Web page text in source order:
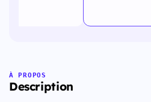
À PROPOS
Description